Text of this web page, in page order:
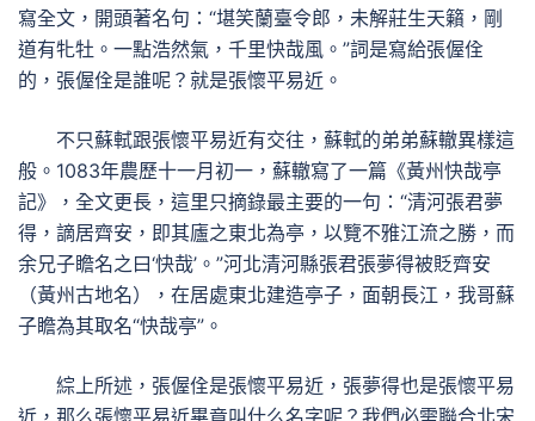
寫全文，開頭著名句：“堪笑蘭臺令郎，未解莊生天籟，剛
道有牝牡。一點浩然氣，千里快哉風。”詞是寫給張偓佺
的，張偓佺是誰呢？就是張懷平易近。
不只蘇軾跟張懷平易近有交往，蘇軾的弟弟蘇轍異樣這
般。1083年農歷十一月初一，蘇轍寫了一篇《黃州快哉亭
記》，全文更長，這里只摘錄最主要的一句：“清河張君夢
得，謫居齊安，即其廬之東北為亭，以覽不雅江流之勝，而
余兄子瞻名之曰‘快哉’。”河北清河縣張君張夢得被貶齊安
（黃州古地名），在居處東北建造亭子，面朝長江，我哥蘇
子瞻為其取名“快哉亭”。
綜上所述，張偓佺是張懷平易近，張夢得也是張懷平易
近，那么張懷平易近畢竟叫什么名字呢？我們必需聯合北宋